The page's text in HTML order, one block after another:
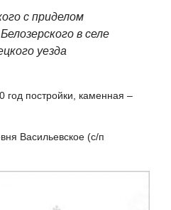
с приделом
в селе
уезда
год постройки, каменная –
Васильевское (с/п